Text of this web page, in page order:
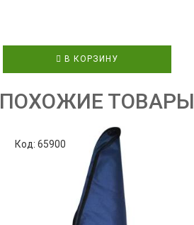
В КОРЗИНУ
ПОХОЖИЕ ТОВАРЫ
Код: 65900